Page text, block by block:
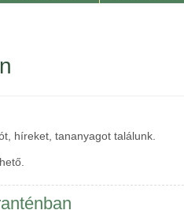
híreket, tananyagot találunk.